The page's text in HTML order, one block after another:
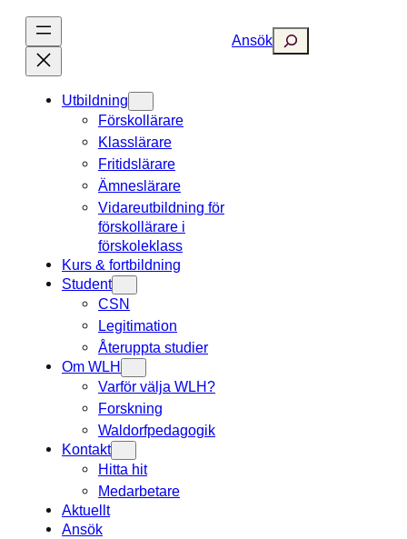
Hoppa
innehåll
Utbildning
Förskollärare
Klasslärare
Fritidslärare
Ämneslärare
Vidareutbildning för
förskollärare i
förskoleklass
Kurs & fortbildning
Student
CSN
Legitimation
Återuppta studier
Om WLH
Varför välja WLH?
Forskning
Waldorfpedagogik
Kontakt
Hitta hit
Medarbetare
Aktuellt
Ansök
AnsökSearch